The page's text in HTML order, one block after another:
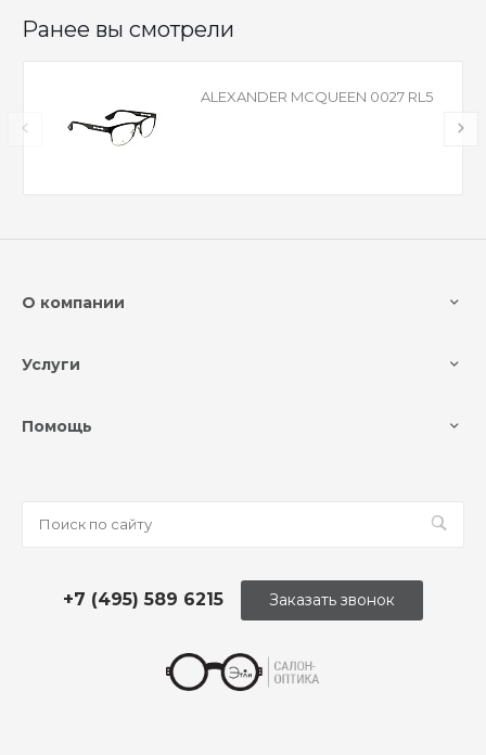
Ранее вы смотрели
ALEXANDER MCQUEEN 0027 RL5
О компании
Услуги
Помощь
+7 (495) 589 6215 Заказать звонок